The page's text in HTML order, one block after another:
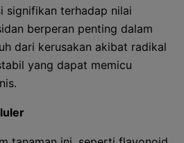
signifikan terhadap nilai
berperan penting dalam
dari kerusakan akibat radikal
yang dapat memicu